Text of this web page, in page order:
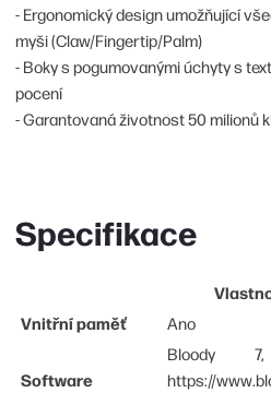
- Ergonomický design umožňující
myši (Claw/Fingertip/Palm)
- Boky s pogumovanými úchyty s
pocení
- Garantovaná životnost 50 milionů
Specifikace
Vnitřní paměť
Ano
Software
Bloody
https://